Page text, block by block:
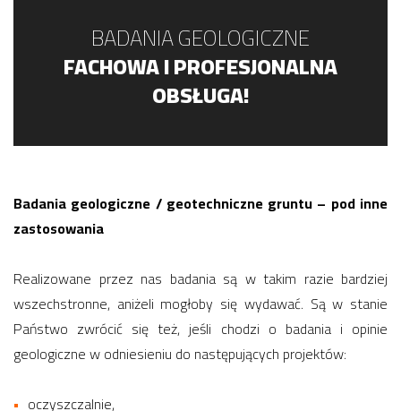
BADANIA GEOLOGICZNE
FACHOWA I PROFESJONALNA
OBSŁUGA!
Badania geologiczne / geotechniczne gruntu – pod inne
zastosowania
Realizowane przez nas badania są w takim razie bardziej
wszechstronne, aniżeli mogłoby się wydawać. Są w stanie
Państwo zwrócić się też, jeśli chodzi o badania i opinie
geologiczne w odniesieniu do następujących projektów:
oczyszczalnie,